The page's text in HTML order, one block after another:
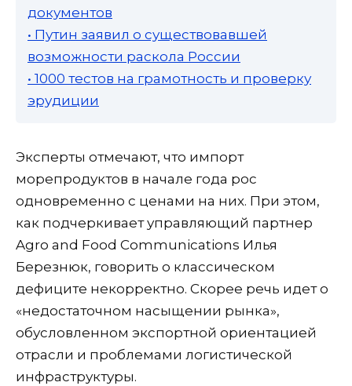
документов
• Путин заявил о существовавшей
возможности раскола России
• 1000 тестов на грамотность и проверку
эрудиции
Эксперты отмечают, что импорт
морепродуктов в начале года рос
одновременно с ценами на них. При этом,
как подчеркивает управляющий партнер
Agro and Food Communications Илья
Березнюк, говорить о классическом
дефиците некорректно. Скорее речь идет о
«недостаточном насыщении рынка»,
обусловленном экспортной ориентацией
отрасли и проблемами логистической
инфраструктуры.